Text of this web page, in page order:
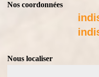
Nos coordonnées
Nous localiser